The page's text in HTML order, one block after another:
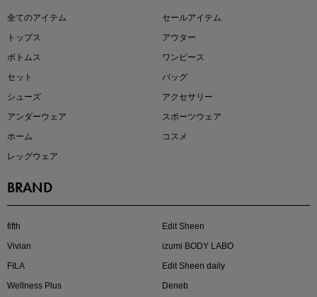
即戦力アイテム続々対象
全てのアイテム
セールアイテム
トップス
アウター
ボトムス
ワンピース
セット
バッグ
シューズ
アクセサリー
アンダーウェア
スポーツウェア
ホーム
コスメ
レッグウェア
BRAND
fifth
Edit Sheen
Vivian
izumi BODY LABO
FILA
Edit Sheen daily
Wellness Plus
Deneb